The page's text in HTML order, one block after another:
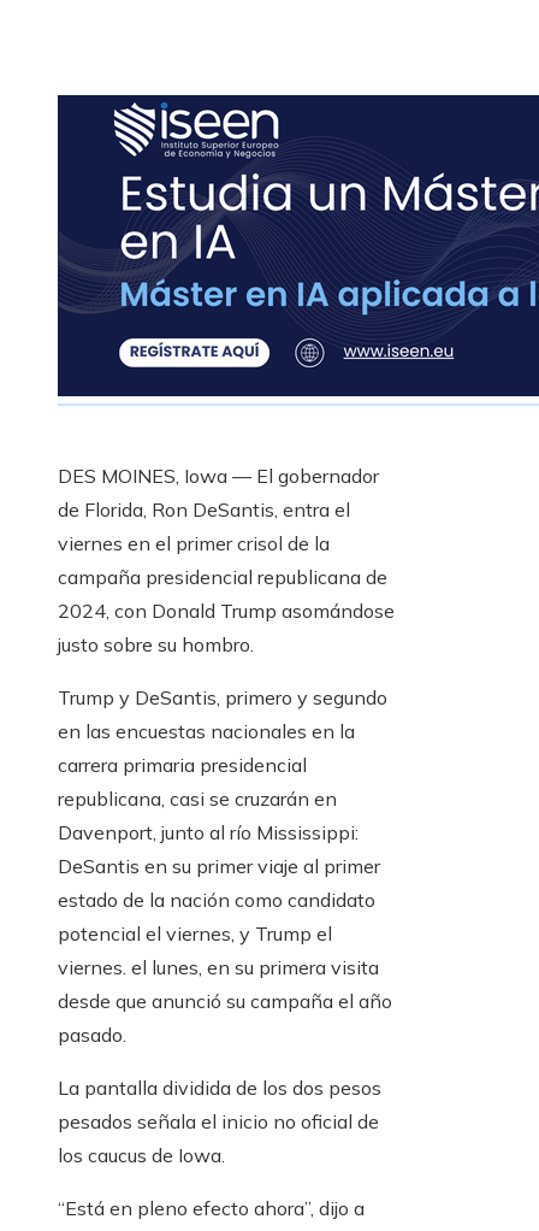
DES MOINES, Iowa — El gobernador
de Florida, Ron DeSantis, entra el
viernes en el primer crisol de la
campaña presidencial republicana de
2024, con Donald Trump asomándose
justo sobre su hombro.
Trump y DeSantis, primero y segundo
en las encuestas nacionales en la
carrera primaria presidencial
republicana, casi se cruzarán en
Davenport, junto al río Mississippi:
DeSantis en su primer viaje al primer
estado de la nación como candidato
potencial el viernes, y Trump el
viernes. el lunes, en su primera visita
desde que anunció su campaña el año
pasado.
La pantalla dividida de los dos pesos
pesados ​​señala el inicio no oficial de
los caucus de Iowa.
“Está en pleno efecto ahora”, dijo a